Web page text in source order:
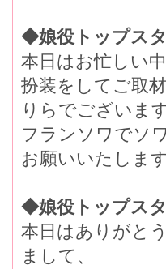
◆娘役トップス
本日はお忙しい
扮装をしてご取
りらでございま
フランソワでソ
お願いいたします
◆娘役トップス
本日はありがと
まして、